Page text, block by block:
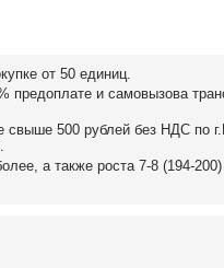
от 50 единиц.
предоплате и самовызова
свыше 500 рублей без НДС по
а также роста 7-8 (194-